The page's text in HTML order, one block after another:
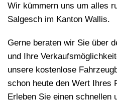
Wir kümmern uns um alles
Salgesch im Kanton Wallis.
Gerne beraten wir Sie über
und Ihre
unsere kostenlose
schon heute den Wert Ihres
Erleben Sie einen schnellen